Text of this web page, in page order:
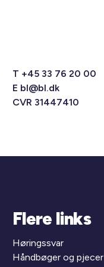
T +45 33 76 20 00
E bl@bl.dk
CVR 31447410
Flere links
Høringssvar
Håndbøger og pjecer